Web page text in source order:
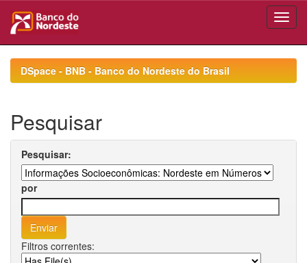
navigationDSpace - BNB - Banco do Nordeste do Brasil
Pesquisar
Pesquisar:
por
Filtros correntes: